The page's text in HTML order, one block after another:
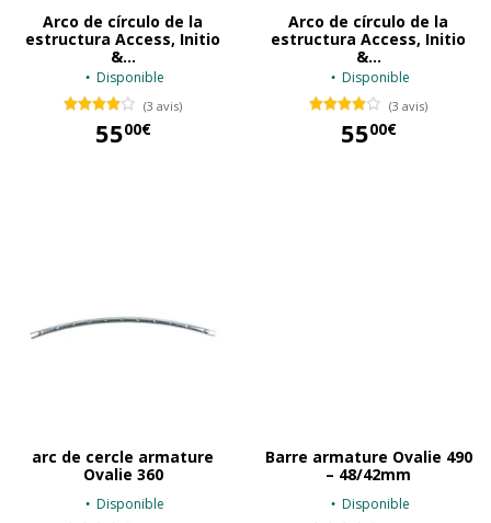
Arco de círculo de la
estructura Access, Initio
&...
Disponible
(3 avis)
5500€
Arco de círculo de la
estructura Access, Initio
&...
Disponible
(3 avis)
5500€
arc de cercle armature
Ovalie 360
Disponible
Barre armature Ovalie 490
– 48/42mm
Disponible